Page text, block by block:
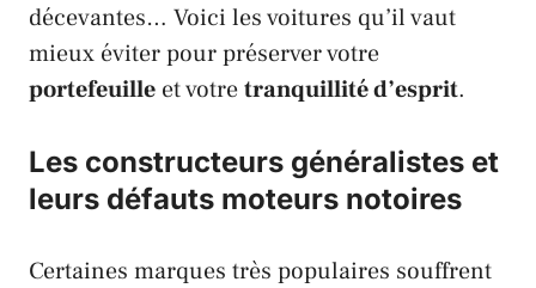
décevantes… Voici les voitures qu’il vaut
mieux éviter pour préserver votre
portefeuille et votretranquillité d’esprit.
Les constructeurs généralistes et
leurs défauts moteurs notoires
Certaines marques très populaires souffrent